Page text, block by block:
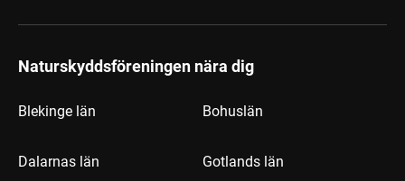
Naturskyddsföreningen nära dig
Blekinge län Bohuslän
Dalarnas län Gotlands län